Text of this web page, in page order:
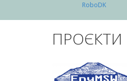
RoboDK
ПРОЄКТИ